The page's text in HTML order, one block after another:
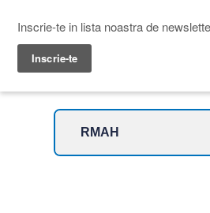
Menu
Prime Transaction